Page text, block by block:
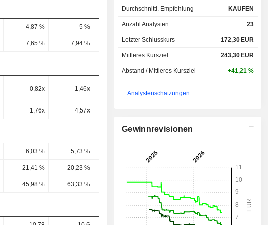
4,87 % 5 % 4,93 % 4,93 % 5,79 %
7,65 % 7,94 % 7,97 % 8,63 % 9,34 % 10,09 %
0,82x 1,46x
1,76x 4,57x
6,03 % 5,73 %
21,41 % 20,23 % 23,49 % 21,52 % 21,83 %
45,98 % 63,33 % 54,54 % 40,64 %
Durchschnittl. Empfehlung KAUFEN
Anzahl Analysten 23
Letzter Schlusskurs 172,30 EUR
Mittleres Kursziel 243,30 EUR
Abstand / Mittleres Kursziel +41,21 %
Analystenschätzungen
Gewinnrevisionen